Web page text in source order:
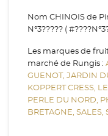
Nom CHINOIS de
N°3????? (
Les marques de
marché de Rungis :
GUENOT, JARDIN
KOPPERT CRESS,
PERLE DU NORD,
BRETAGNE, SALES,